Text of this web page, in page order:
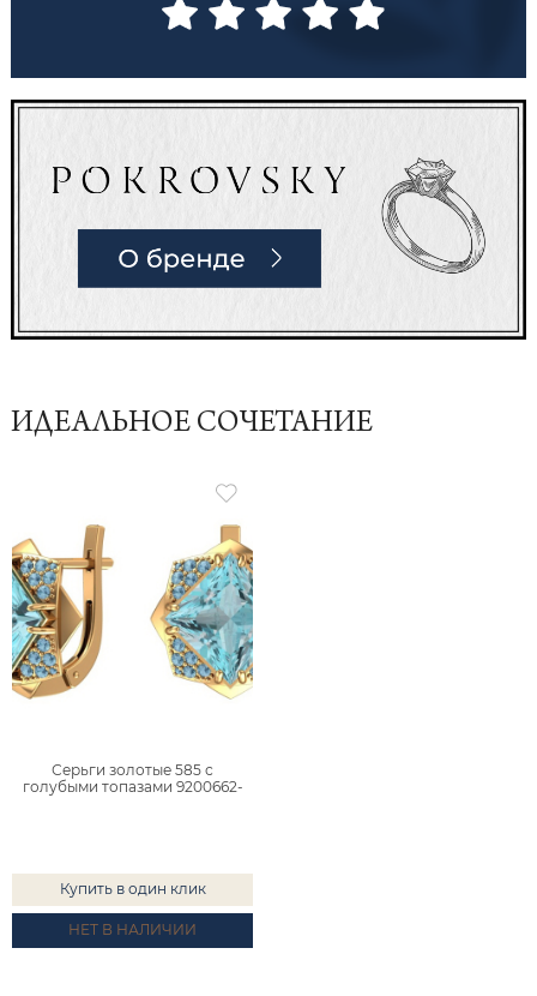
ИДЕАЛЬНОЕ СОЧЕТАНИЕ
Серьги золотые 585 с
голубыми топазами 9200662-
Купить в один клик
НЕТ В НАЛИЧИИ